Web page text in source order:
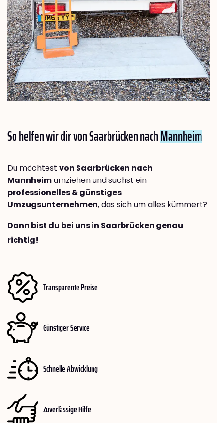
So helfen wir dir von Saarbrücken nachMannheim
Du möchtest von Saarbrücken nach
Mannheimumziehen und suchst ein
professionelles & günstiges
Umzugsunternehmen, das sich um alles kümmert?
Dann bist du bei uns in Saarbrücken genau
richtig!
Transparente Preise
Günstiger Service
Schnelle Abwicklung
Zuverlässige Hilfe